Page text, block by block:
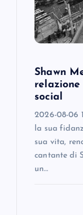
Shawn
relazione
social
2026-08-06
la sua
sua vita,
cantante di
un…